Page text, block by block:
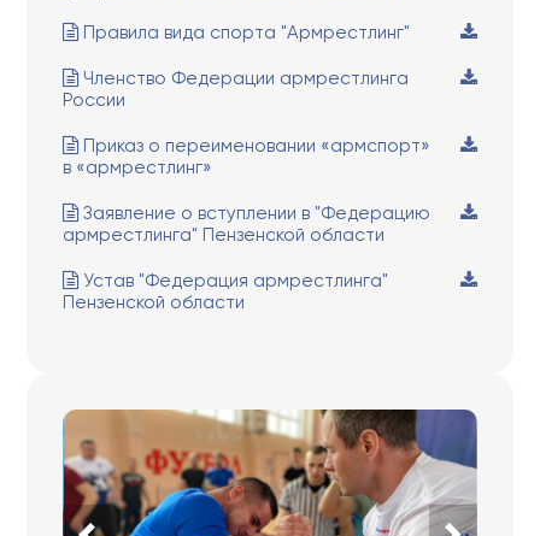
Правила вида спорта "Армрестлинг"
Членство Федерации армрестлинга
России
Приказ о переименовании «армспорт»
в «армрестлинг»
Заявление о вступлении в "Федерацию
армрестлинга" Пензенской области
Устав "Федерация армрестлинга"
Пензенской области